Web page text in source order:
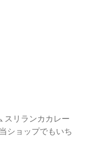
スリランカカレー
ショップでもいち